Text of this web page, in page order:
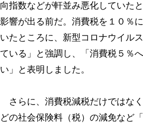
向指数などが軒並み悪化していた
影響が出る前だ。消費税を１０％
いたところに、新型コロナウイル
ている」と強調し、「消費税５％
い」と表明しました。
さらに、消費税減税だけではな
どの社会保険料（税）の減免など